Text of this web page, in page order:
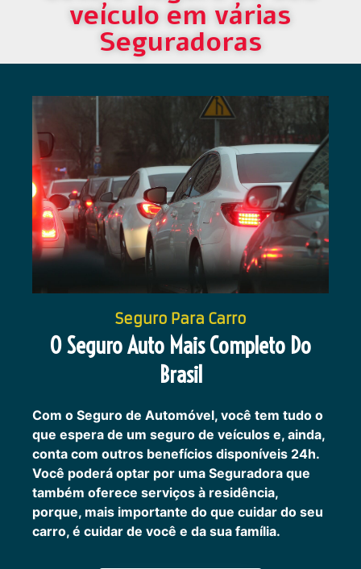
veículo em várias
Seguradoras
Seguro Para Carro
O Seguro Auto Mais Completo Do
Brasil
Com o Seguro de Automóvel, você tem tudo o
que espera de um seguro de veículos e, ainda,
conta com outros benefícios disponíveis 24h.
Você poderá optar por uma Seguradora que
também oferece serviços à residência,
porque, mais importante do que cuidar do seu
carro, é cuidar de você e da sua família.